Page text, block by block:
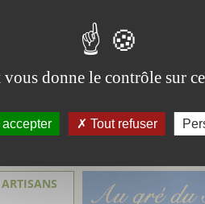
donne le contrôle sur
accepter Tout refuser